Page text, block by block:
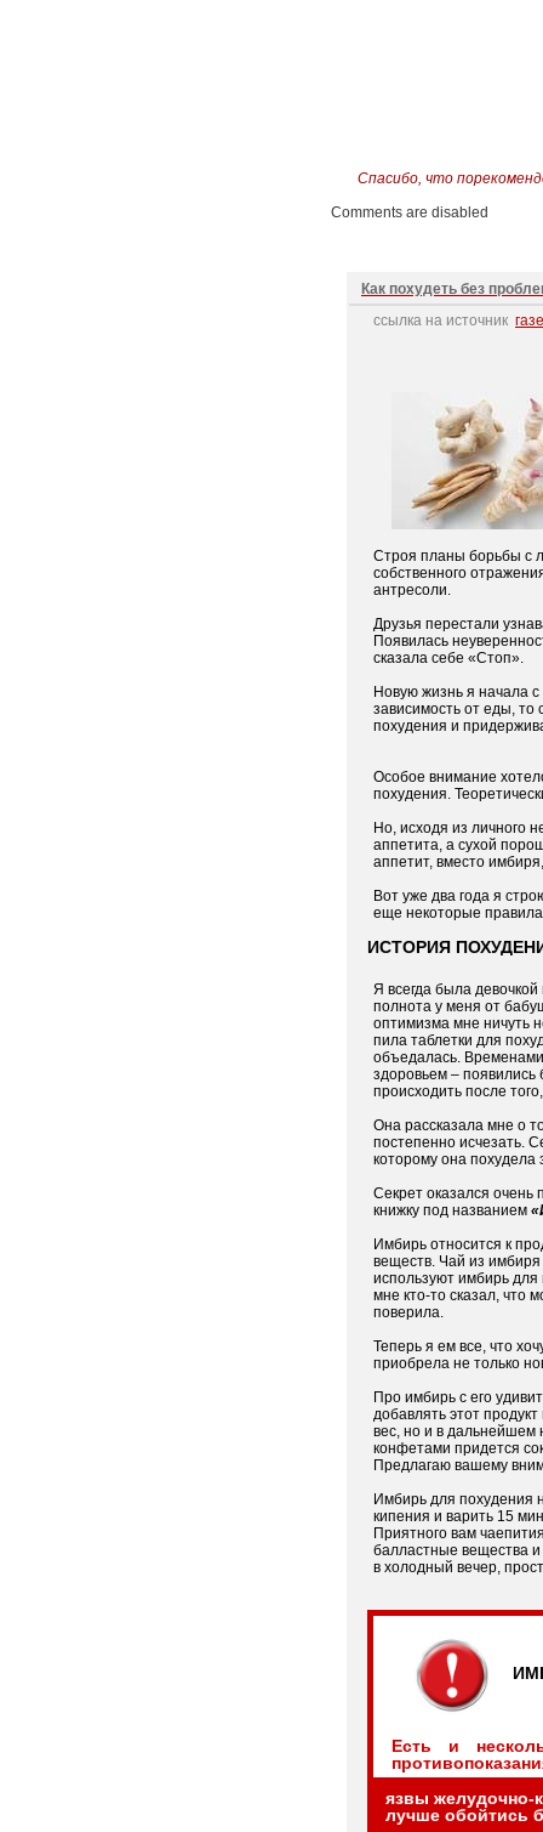
Спасибо, что
Comments are disabled
Как похудеть без
ссылка на источник
Строя планы борьбы с
собственного
антресоли.
Друзья перестали
Появилась
сказала себе «Стоп».
Новую жизнь я начала
зависимость от еды,
похудения и
Особое внимание
похудения.
Но, исходя из личного
аппетита, а сухой
аппетит, вместо
Вот уже два года я
еще некоторые
ИСТОРИЯ
Я всегда была
полнота у меня от
оптимизма мне ничуть
пила таблетки для
объедалась.
здоровьем –
происходить после
Она рассказала мне о
постепенно исчезать.
которому она похудела
Секрет оказался
книжку под названием
Имбирь относится к
веществ. Чай из
используют имбирь
мне кто-то сказал, что
поверила.
Теперь я ем все, что
приобрела не только
Про имбирь с его
добавлять этот
вес, но и в дальнейшем
конфетами придется
Предлагаю вашему
Имбирь для похудения
кипения и варить 15
Приятного вам
балластные вещества и
в холодный вечер,
Есть и
язвы желудочно-
лучше обойтись